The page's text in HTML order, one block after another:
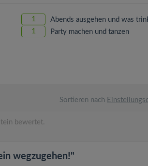
1 Abends ausgehen und was
1 Party machen und tanzen
Sortieren nach
bewertet.
wegzugehen!"